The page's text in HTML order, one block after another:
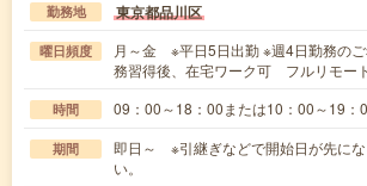
勤務地 東京都品川区
曜日頻度
月～金 ※平日5日出勤 ※週4日勤務の
務習得後、在宅ワーク可 フルリモー
時間 09：00～18：00または10：00～19：
期間
即日～ ※引継ぎなどで開始日が先にな
い。